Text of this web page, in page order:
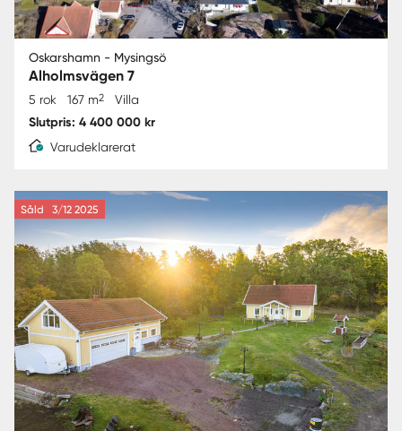
Oskarshamn - Mysingsö
Alholmsvägen 7
5 rok 167 m2 Villa
Slutpris: 4 400 000 kr
Varudeklarerat
Såld 3/12 2025